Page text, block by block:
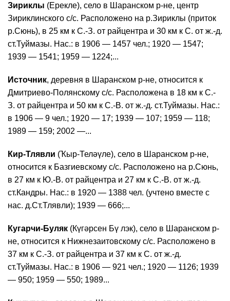
Зириклы (Ерекле), село в Шаранском р-не, центр
Зириклинского с/с. Расположено на р.Зириклы (приток
р.Сюнь), в 25 км к С.-З. от райцентра и 30 км к С. от ж.-д.
ст.Туймазы. Нас.: в 1906 — 1457 чел.; 1920 — 1547;
1939 — 1541; 1959 — 1224;...
Источник, деревня в Шаранском р-не, относится к
Дмитриево-Полянскому с/с. Расположена в 18 км к С.-
З. от райцентра и 50 км к С.-В. от ж.-д. ст.Туймазы. Нас.:
в 1906 — 9 чел.; 1920 — 17; 1939 — 107; 1959 — 118;
1989 — 159; 2002 —...
Кир-Тлявли (Ҡыр-Теләүле), село в Шаранском р-не,
относится к Базгиевскому с/с. Расположено на р.Сюнь,
в 27 км к Ю.-В. от райцентра и 27 км к С.-В. от ж.-д.
ст.Кандры. Нас.: в 1920 — 1388 чел. (учтено вместе с
нас. д.Ст.Тлявли); 1939 — 666;...
Кугарчи-Буляк (Күгәрсен Бү лэк), село в Шаранском р-
не, относится к Нижнезаитовскому с/с. Расположено в
37 км к С.-З. от райцентра и 37 км к С. от ж.-д.
ст.Туймазы. Нас.: в 1906 — 921 чел.; 1920 — 1126; 1939
— 950; 1959 — 550; 1989...